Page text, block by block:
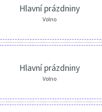
Hlavní prázdniny
Volno
Hlavní prázdniny
Volno